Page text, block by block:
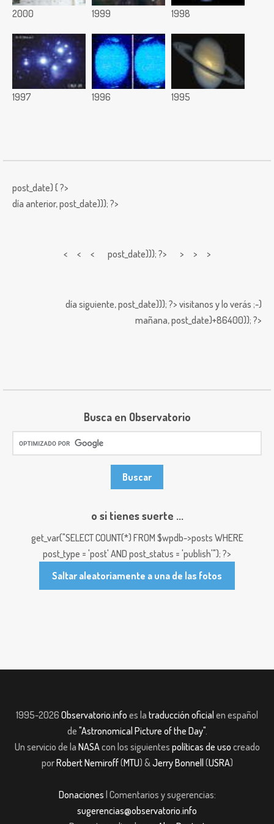
2000 1999 1998
1997 1996 1995
post_date) { ?>
día anterior,post_date))); ?>
< < < post_date))); ?> > > >
día siguiente,post_date))); ?> visitanos y lo verás ;-)
mañana,post_date)+86400)); ?>
Busca en Observatorio
o si tienes suerte ...
get_var("SELECT COUNT(*) FROM $wpdb->posts WHERE
post_type = 'post' AND post_status = 'publish'"); ?>
Saltar aleatoriamente a una de las fotos
1995-2026 Observatorio.info es la traducción oficial en español
de "Astronomical Picture of the Day".
Un servicio de la NASAcon los siguientes políticas de uso creado
porRobert Nemiroff(MTU) &Jerry Bonnell (USRA)
Donaciones | Comentarios y sugerencias:
sugerencias@observatorio.info